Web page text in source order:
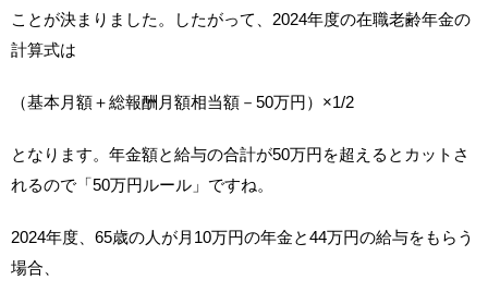
ことが決まりました。したがって、2024年度の在職老齢年金の
計算式は
（基本月額＋総報酬月額相当額－50万円）×1/2
となります。年金額と給与の合計が50万円を超えるとカットさ
れるので「50万円ルール」ですね。
2024年度、65歳の人が月10万円の年金と44万円の給与をもらう
場合、